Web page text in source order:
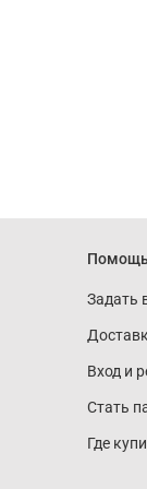
Задать
Вход и
Стать
Где